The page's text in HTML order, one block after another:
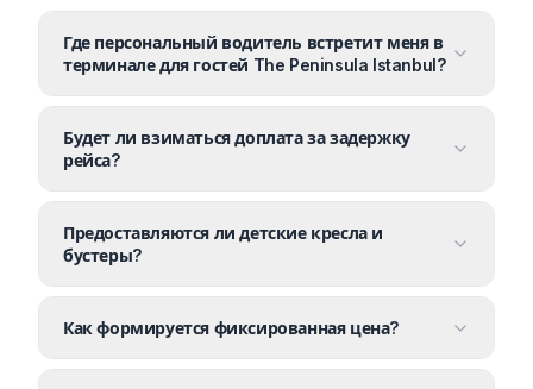
Где персональный водитель встретит меня в
терминале для гостей The Peninsula Istanbul?
Будет ли взиматься доплата за задержку
рейса?
Предоставляются ли детские кресла и
бустеры?
Как формируется фиксированная цена?